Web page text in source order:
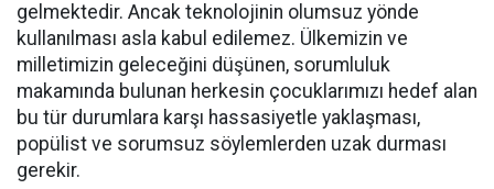
gelmektedir. Ancak teknolojinin olumsuz yönde
kullanılması asla kabul edilemez. Ülkemizin ve
milletimizin geleceğini düşünen, sorumluluk
makamında bulunan herkesin çocuklarımızı hedef alan
bu tür durumlara karşı hassasiyetle yaklaşması,
popülist ve sorumsuz söylemlerden uzak durması
gerekir.